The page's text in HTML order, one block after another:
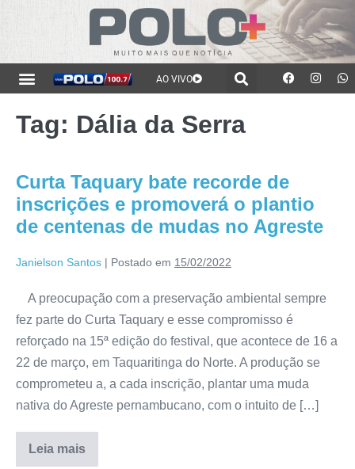
AO VIVO
Tag: Dália da Serra
Curta Taquary bate recorde de
inscrições e promoverá o plantio
de centenas de mudas no Agreste
Janielson Santos | Postado em 15/02/2022
A preocupação com a preservação ambiental sempre
fez parte do Curta Taquary e esse compromisso é
reforçado na 15ª edição do festival, que acontece de 16 a
22 de março, em Taquaritinga do Norte. A produção se
comprometeu a, a cada inscrição, plantar uma muda
nativa do Agreste pernambucano, com o intuito de […]
Leia mais